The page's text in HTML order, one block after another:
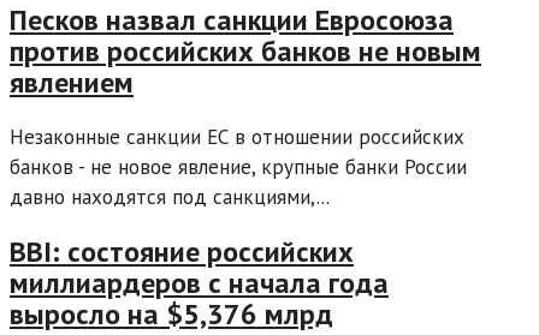
Песков назвал санкции Евросоюза
против российских банков не новым
явлением
Незаконные санкции ЕС в отношении российских
банков - не новое явление, крупные банки России
давно находятся под санкциями,...
BBI: состояние российских
миллиардеров с начала года
выросло на $5,376 млрд